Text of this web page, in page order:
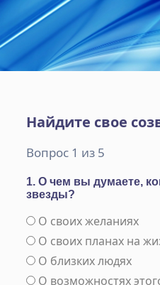
Найдите свое
Вопрос 1 из 5
1. О чем вы думаете,
звезды?
О своих желаниях
О своих планах на
О близких людях
О возможностях